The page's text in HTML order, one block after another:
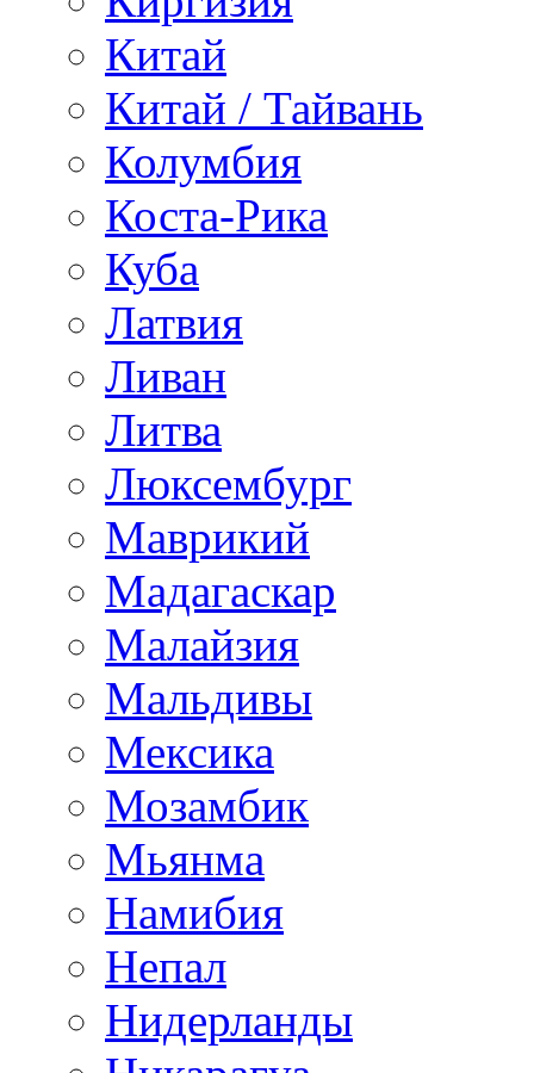
Китай
Китай / Тайвань
Колумбия
Коста-Рика
Куба
Латвия
Ливан
Литва
Люксембург
Маврикий
Мадагаскар
Малайзия
Мальдивы
Мексика
Мозамбик
Мьянма
Намибия
Непал
Нидерланды